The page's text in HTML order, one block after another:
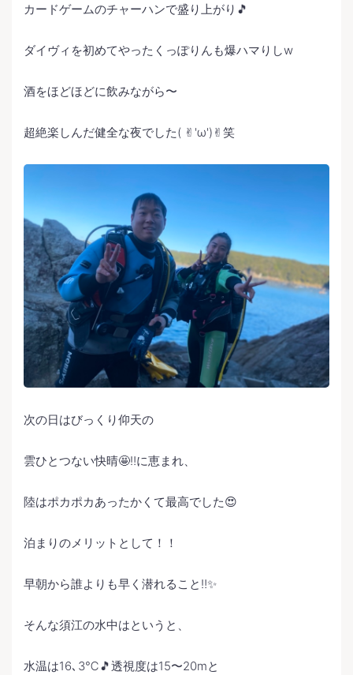
カードゲームのチャーハンで盛り上がり🎵
ダイヴィを初めてやったくっぽりんも爆ハマりしw
酒をほどほどに飲みながら〜
超絶楽しんだ健全な夜でした( ✌︎'ω')✌︎笑
次の日はびっくり仰天の
雲ひとつない快晴🤩‼️に恵まれ、
陸はポカポカあったかくて最高でした😍
泊まりのメリットとして！！
早朝から誰よりも早く潜れること‼️✨
そんな須江の水中はというと、
水温は16､3℃🎵透視度は15〜20mと